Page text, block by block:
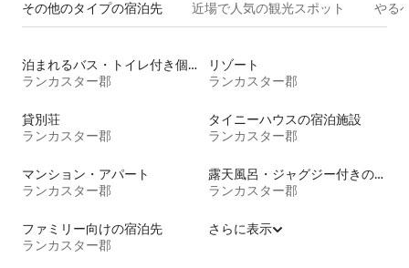
その他のタ⁠イ⁠プ⁠の宿⁠泊⁠先 近場で人気の観光スポット やる
泊まれるバス・トイレ付き個室
ランカスター郡
リゾート
ランカスター郡
貸別荘
ランカスター郡
タイニーハウスの宿泊施設
ランカスター郡
マンション・アパート
ランカスター郡
露天風呂・ジャグジー付きの宿泊施設
ランカスター郡
ファミリー向けの宿泊先
ランカスター郡
さらに表示